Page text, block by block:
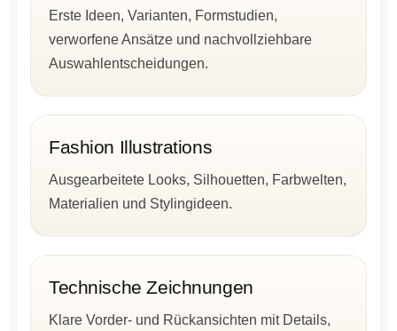
Erste Ideen, Varianten, Formstudien,
verworfene Ansätze und nachvollziehbare
Auswahlentscheidungen.
Fashion Illustrations
Ausgearbeitete Looks, Silhouetten, Farbwelten,
Materialien und Stylingideen.
Technische Zeichnungen
Klare Vorder- und Rückansichten mit Details,